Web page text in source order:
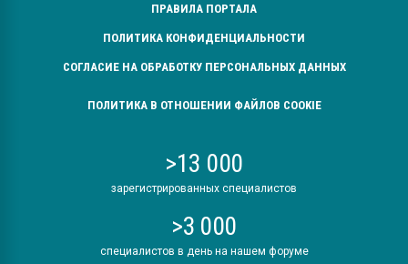
ПРАВИЛА ПОРТАЛА
ПОЛИТИКА КОНФИДЕНЦИАЛЬНОСТИ
СОГЛАСИЕ НА ОБРАБОТКУ ПЕРСОНАЛЬНЫХ ДАННЫХ
ПОЛИТИКА В ОТНОШЕНИИ ФАЙЛОВ COOKIE
>13 000
зарегистрированных специалистов
>3 000
специалистов в день на нашем форуме